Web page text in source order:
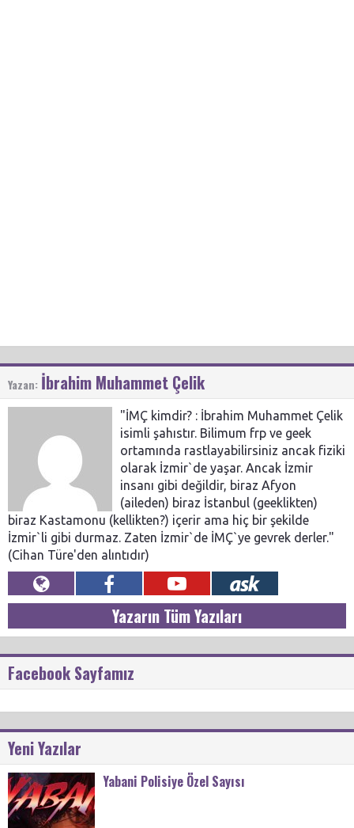
Yazan: İbrahim Muhammet Çelik
"İMÇ kimdir? : İbrahim Muhammet Çelik
isimli şahıstır. Bilimum frp ve geek
ortamında rastlayabilirsiniz ancak fiziki
olarak İzmir`de yaşar. Ancak İzmir
insanı gibi değildir, biraz Afyon
(aileden) biraz İstanbul (geeklikten)
biraz Kastamonu (kellikten?) içerir ama hiç bir şekilde
İzmir`li gibi durmaz. Zaten İzmir`de İMÇ`ye gevrek derler."
(Cihan Türe'den alıntıdır)
Yazarın Tüm Yazıları
Facebook Sayfamız
Yeni Yazılar
Yabani Polisiye Özel Sayısı